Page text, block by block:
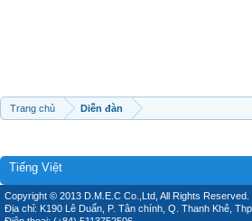
Trang chủ Diễn đàn
Tiếng Việt
Copyright © 2013 D.M.E.C Co.,Ltd, All Rights Reserved.
Địa chỉ: K190 Lê Duẩn, P. Tân chính, Q. Thanh Khê,